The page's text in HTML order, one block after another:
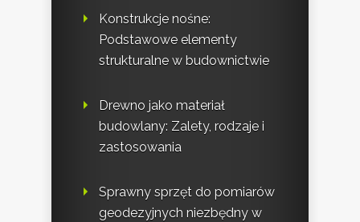
Konstrukcje nośne:
Podstawowe elementy
strukturalne w budownictwie
Drewno jako materiał
budowlany: Zalety, rodzaje i
zastosowania
Sprawny sprzęt do pomiarów
geodezyjnych niezbędny w